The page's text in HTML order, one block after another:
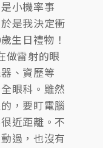
小機率事
是我決定衝
生日禮物！
做雷射的眼
、資歷等
眼科。雖然
，要盯電腦
近距離。不
過，也沒有